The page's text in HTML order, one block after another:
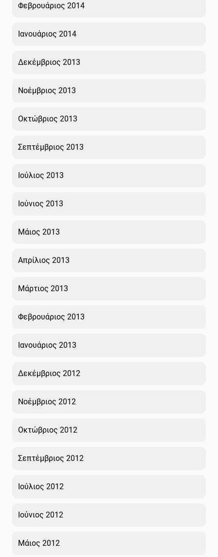
Φεβρουάριος 2014
Ιανουάριος 2014
Δεκέμβριος 2013
Νοέμβριος 2013
Οκτώβριος 2013
Σεπτέμβριος 2013
Ιούλιος 2013
Ιούνιος 2013
Μάιος 2013
Απρίλιος 2013
Μάρτιος 2013
Φεβρουάριος 2013
Ιανουάριος 2013
Δεκέμβριος 2012
Νοέμβριος 2012
Οκτώβριος 2012
Σεπτέμβριος 2012
Ιούλιος 2012
Ιούνιος 2012
Μάιος 2012